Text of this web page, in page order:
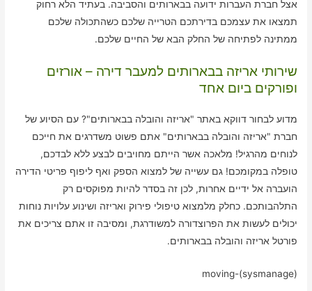
אצל חברת העברות ידועה בבארותים והסביבה. בעתיד הלא רחוק
תמצאו את עצמכם בדירתכם הטרייה שלכם כשהתכולה שלכם
ממתינה לפתיחה של החלק הבא של החיים שלכם.
שירותי אריזה בבארותים למעבר דירה – אורזים
ופורקים ביום אחד
מדוע לבחור דווקא באתר "אריזה והובלה בבארותים"? עם הסיוע של
חברת "אריזה והובלה בבארותים" אתם פשוט משדרגים את חייכם
לנוחים מהרגיל! מלאכה אשר הייתם מחויבים לבצע ללא לבדכם,
טופלה במקומכם! גם עשייה של למצוא הספק ואף ליפוף פריטי הדירה
הועברה אל ידיים אחרות, לכן זה בסדר להיות מפוקסים רק
התלהבותכם. כחלק מלמצוא טיפולי פירוק ואריזה ושינוע עלויות נוחות
יכולים לעשות את הפרוצדורה למשודרגת, ומסיבה זו אתם צריכים את
פורטל אריזה והובלה בבארותים.
moving-(sysmanage)